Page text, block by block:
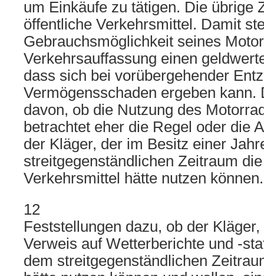
um Einkäufe zu tätigen. Die übrige
öffentliche Verkehrsmittel. Damit
Gebrauchsmöglichkeit seines
Verkehrsauffassung einen
dass sich bei vorübergehender
Vermögensschaden ergeben kann.
davon, ob die Nutzung des
betrachtet eher die Regel oder die
der Kläger, der im Besitz einer
streitgegenständlichen Zeitraum
Verkehrsmittel hätte nutzen können.
12
Feststellungen dazu, ob der
Verweis auf Wetterberichte und -
dem streitgegenständlichen